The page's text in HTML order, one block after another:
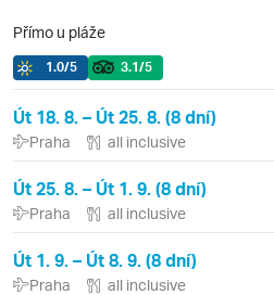
Přímo u pláže
1.0/5 3.1/5
Út 18. 8. – Út 25. 8. (8 dní)
Praha all inclusive
Út 25. 8. – Út 1. 9. (8 dní)
Praha all inclusive
Út 1. 9. – Út 8. 9. (8 dní)
Praha all inclusive